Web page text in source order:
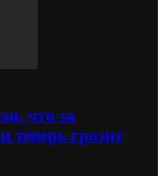
что за
теперь грозит